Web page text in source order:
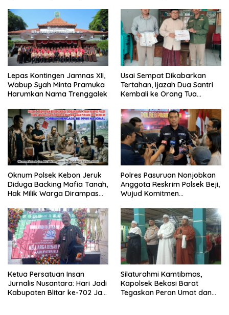
Disdagperin
Sholat Jumat
Lepas Kontingen Jamnas XII,
Wabup Syah Minta Pramuka
Harumkan Nama Trenggalek
Usai Sempat Dikabarkan
Tertahan, Ijazah Dua Santri
Kembali ke Orang Tua
Oknum Polsek Kebon Jeruk
Diduga Backing Mafia Tanah,
Hak Milik Warga Dirampas
Polres Pasuruan Nonjobkan
Anggota Reskrim Polsek Beji,
Wujud Komitmen
Dugaan Penganiayaan
Ketua Persatuan Insan
Jurnalis Nusantara: Hari Jadi
Kabupaten Blitar ke-702 Jadi
Silaturahmi Kamtibmas,
Kapolsek Bekasi Barat
Tegaskan Peran Umat dan